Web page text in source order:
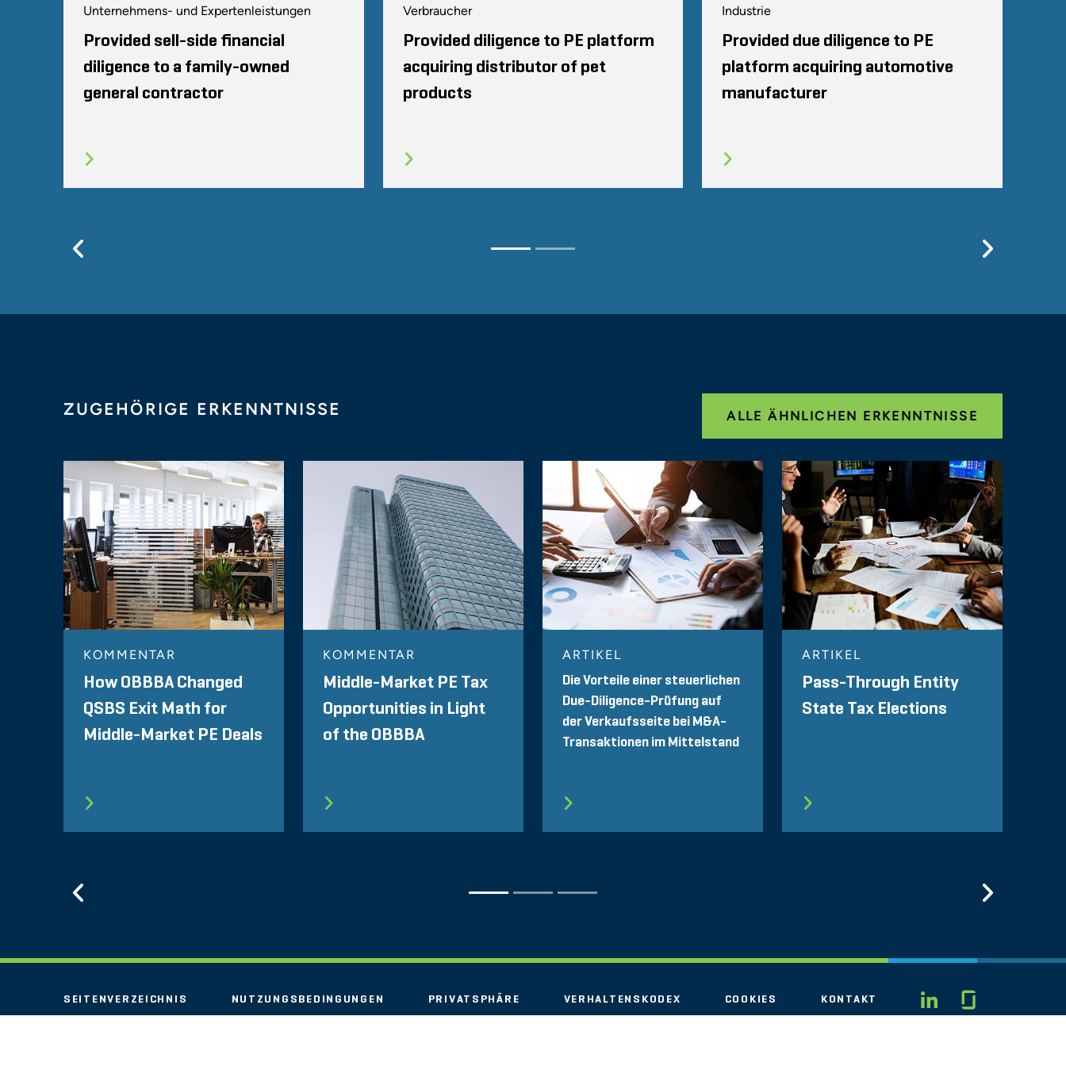
Unternehmens- und Expertenleistungen
Provided sell-side financial
diligence to a family-owned
general contractor
Verbraucher
Provided diligence to PE platform
acquiring distributor of pet
products
Industrie
Provided due diligence to PE
platform acquiring automotive
manufacturer
ZUGEHÖRIGE ERKENNTNISSE ALLE ÄHNLICHEN ERKENNTNISSE
KOMMENTAR
How OBBBA Changed
QSBS Exit Math for
Middle-Market PE Deals
KOMMENTAR
Middle-Market PE Tax
Opportunities in Light
of the OBBBA
ARTIKEL
Die Vorteile einer steuerlichen
Due-Diligence-Prüfung auf
der Verkaufsseite bei M&A-
Transaktionen im Mittelstand
ARTIKEL
Pass-Through Entity
State Tax Elections
LINKEDIN
SEITENVERZEICHNIS NUTZUNGSBEDINGUNGEN PRIVATSPHÄRE VERHALTENSKODEX COOKIES
KONTAKT